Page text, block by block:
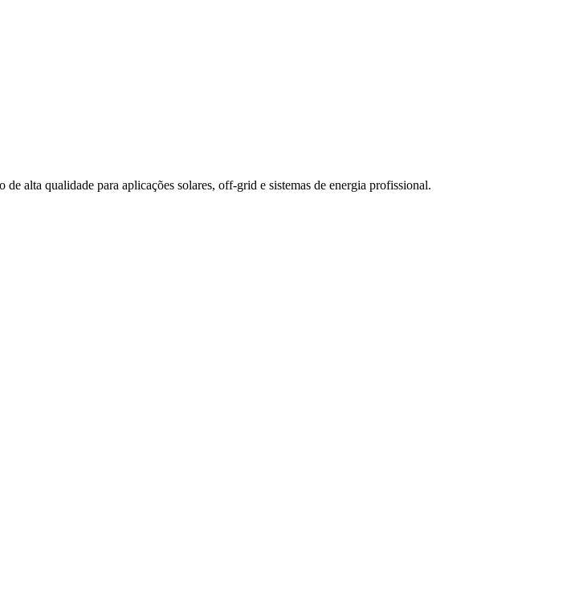
alta qualidade para aplicações solares, off-grid e sistemas de energia profissional.